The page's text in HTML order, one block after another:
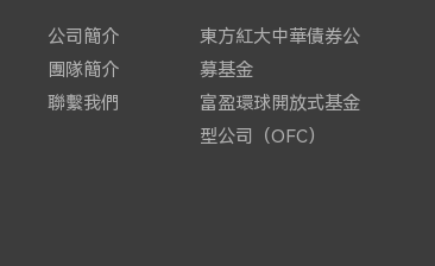
公司簡介
團隊簡介
聯繫我們
東方紅大中華債券公
募基金
富盈環球開放式基金
型公司（OFC）